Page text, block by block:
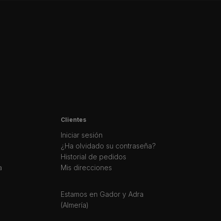
Clientes
Iniciar sesión
¿Ha olvidado su contraseña?
Historial de pedidos
Mis direcciones
Estamos en Gador y Adra
(Almería)